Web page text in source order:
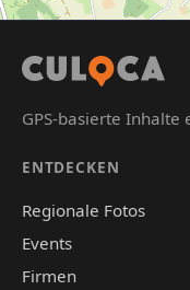
GPS-basierte Inhalte
ENTDECKEN
Regionale Fotos
Events
Firmen